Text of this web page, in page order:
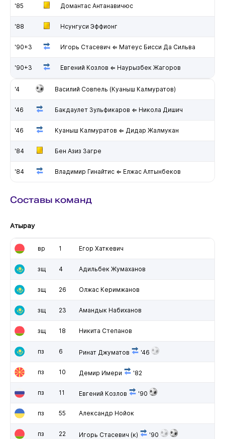
'85 Домантас Антанавичюс
'88 Нсунгуси Эффионг
'90+3 Игорь Стасевич ⇐ Матеус Бисси Да Сильва
'90+3 Евгений Козлов ⇐ Наурызбек Жагоров
'4 Василий Совпель (Куаныш Калмуратов)
'46 Бакдаулет Зульфикаров ⇐ Никола Дишич
'46 Куаныш Калмуратов ⇐ Дидар Жалмукан
'84 Бен Азиз Загре
'84 Владимир Гинайтис ⇐ Елжас Алтынбеков
Составы команд
Атырау
вр 1 Егор Хаткевич
зщ 4 Адильбек Жумаханов
зщ 26 Олжас Керимжанов
зщ 23 Амандык Набиханов
зщ 18 Никита Степанов
пз 6 Ринат Джуматов '46
пз 10 Демир Имери '82
пз 11 Евгений Козлов '90
пз 55 Александр Нойок
пз 22 Игорь Стасевич (к) '90